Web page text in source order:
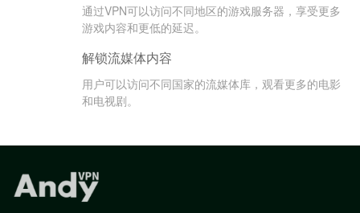
通过VPN可以访问不同地区的游戏服务器，享受更多
游戏内容和更低的延迟。
解锁流媒体内容
用户可以访问不同国家的流媒体库，观看更多的电影
和电视剧。